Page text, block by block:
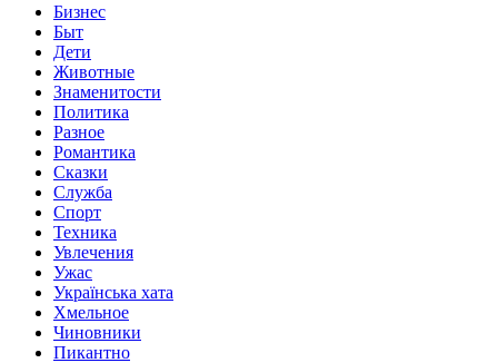
Бизнес
Быт
Дети
Животные
Знаменитости
Политика
Разное
Романтика
Сказки
Служба
Спорт
Техника
Увлечения
Ужас
Українська хата
Хмельное
Чиновники
Пикантно